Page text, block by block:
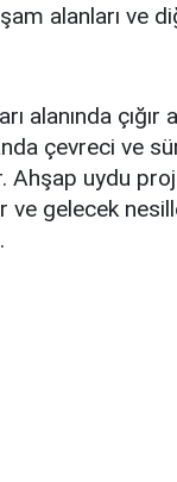
alanları ve
alanında
çevreci ve
Ahşap uydu
ve gelecek